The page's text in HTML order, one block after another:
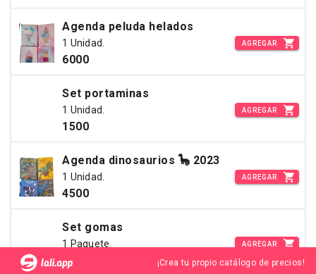
Agenda peluda helados
1 Unidad.
6000
AGREGAR
Set portaminas
1 Unidad.
1500
AGREGAR
Agenda dinosaurios 🦕 2023
1 Unidad.
4500
AGREGAR
Set gomas
1 Paquete.
1500
AGREGAR
¡Crea tu propio catálogo de precios!